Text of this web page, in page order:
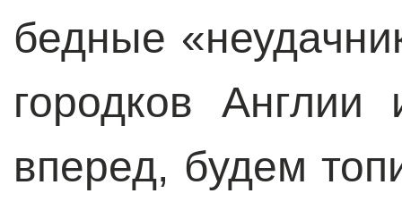
бедные
городков
вперед, будем